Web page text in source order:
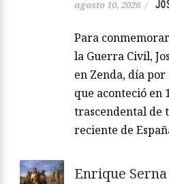
agosto 10, 2026 /
Para
la Guerra Civil,
en Zenda, día por
que aconteció en
trascendental de
reciente de
Enrique